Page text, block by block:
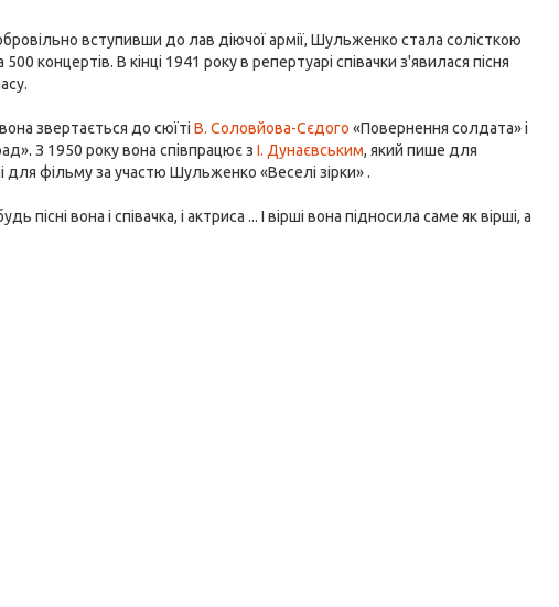
вступивши до лав діючої армії, Шульженко стала солісткою
В кінці 1941 року в репертуарі співачки з'явилася пісня
звертається до сюїтіВ. Соловйова-Сєдого «Повернення солдата» і
З 1950 року вона співпрацює зІ. Дунаєвським, який пише для
для фільму за участю Шульженко «Веселі зірки» .
вона і співачка, і актриса ... І вірші вона підносила саме як вірші, а